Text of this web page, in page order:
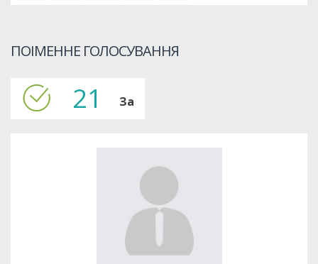
ПОІМЕННЕ ГОЛОСУВАННЯ
21 За